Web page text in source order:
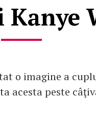
Kanye
o imagine a
acesta peste